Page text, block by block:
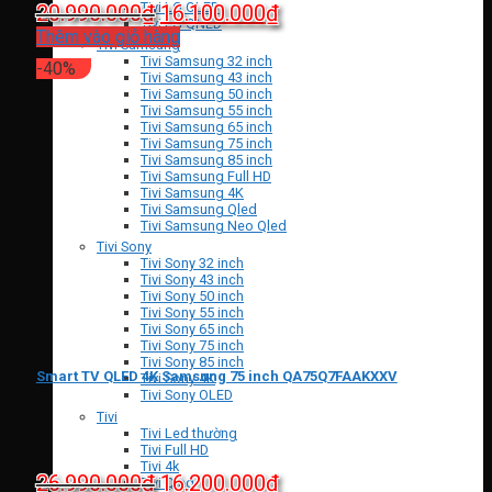
Tivi LG OLED
Tivi LG QNED
Tivi Samsung
Tivi Samsung 32 inch
Tivi Samsung 43 inch
Tivi Samsung 50 inch
Tivi Samsung 55 inch
Tivi Samsung 65 inch
Tivi Samsung 75 inch
Tivi Samsung 85 inch
Tivi Samsung Full HD
Tivi Samsung 4K
Tivi Samsung Qled
Tivi Samsung Neo Qled
Tivi Sony
Tivi Sony 32 inch
Tivi Sony 43 inch
Tivi Sony 50 inch
Tivi Sony 55 inch
Tivi Sony 65 inch
Tivi Sony 75 inch
Tivi Sony 85 inch
Tivi Sony 4K
Tivi Sony OLED
Tivi
Tivi Led thường
Tivi Full HD
Tivi 4k
Tivi Qled
20.990.000₫Giá
gốc
là:
20.990.000₫.
16.100.000₫Giá
hiện
Thêm vào giỏ hàng
-40%
Smart TV QLED 4K Samsung 75 inch QA75Q7FAAKXXV
26.990.000₫Giá
16.200.000₫Giá